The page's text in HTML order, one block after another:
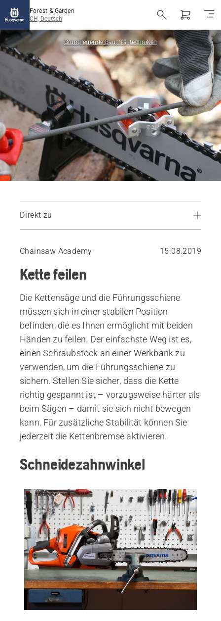
Forest & Garden
CH, Deutsch
Grundlegende Baumfälltechniken
Direkt zu
Freihandfeilen
Ersetzen der Sägekette
Die Tiefenbegrenzer feilen
Die Kette im Wald schärfen
Chainsaw Academy 15.08.2019
Kette feilen
Die Kettensäge und die Führungsschiene
müssen sich in einer stabilen Position
befinden, die es Ihnen ermöglicht mit beiden
Händen zu feilen. Der einfachste Weg ist es,
einen Schraubstock an einer Werkbank zu
verwenden, um die Führungsschiene zu
sichern. Stellen Sie sicher, dass die Kette
richtig gespannt ist – vorzugsweise härter als
beim Sägen – damit sie sich nicht bewegen
kann. Für zusätzliche Stabilität können Sie
jederzeit die Kettenbremse aktivieren.
Schneidezahnwinkel